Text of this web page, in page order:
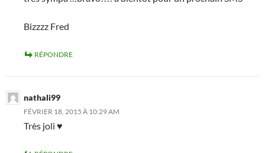
Bizzzz Fred
RÉPONDRE
nathali99
FÉVRIER 18, 2015 À 10:29 AM
Très joli ♥